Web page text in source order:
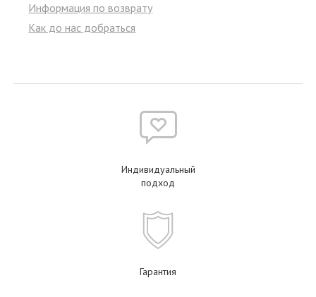
Информация по возврату
Как до нас добраться
Индивидуальный
подход
Гарантия